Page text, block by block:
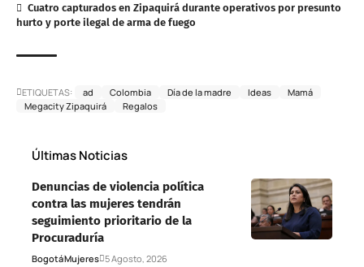
Cuatro capturados en Zipaquirá durante operativos por presunto
hurto y porte ilegal de arma de fuego
ETIQUETAS: ad Colombia Día de la madre Ideas
Mamá
Megacity Zipaquirá
Regalos
Últimas Noticias
Denuncias de violencia política
contra las mujeres tendrán
seguimiento prioritario de la
Procuraduría
BogotáMujeres 5 Agosto, 2026